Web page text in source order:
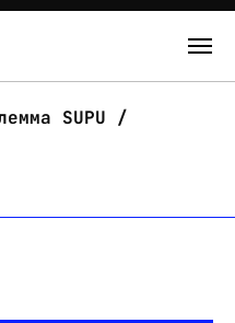
SUPU